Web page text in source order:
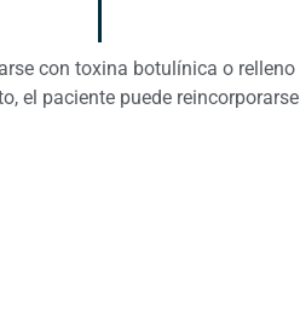
con toxina botulínica o
el paciente puede